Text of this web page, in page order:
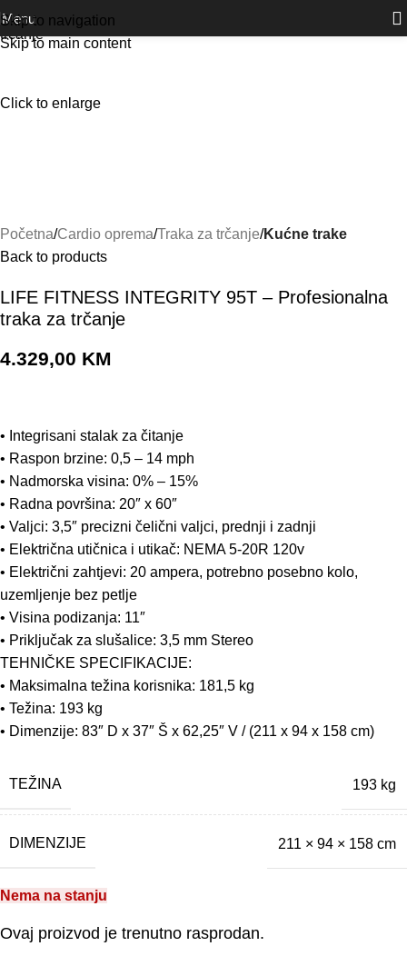
Skip to navigation
Skip to main content
Outlet
Menu
Click to enlarge
Početna Cardio oprema Traka za trčanje Kućne trake
Back to products
LIFE FITNESS INTEGRITY 95T – Profesionalna
traka za trčanje
4.329,00 KM
• Integrisani stalak za čitanje
• Raspon brzine: 0,5 – 14 mph
• Nadmorska visina: 0% – 15%
• Radna površina: 20″ x 60″
• Valjci: 3,5″ precizni čelični valjci, prednji i zadnji
• Električna utičnica i utikač: NEMA 5-20R 120v
• Električni zahtjevi: 20 ampera, potrebno posebno kolo,
uzemljenje bez petlje
• Visina podizanja: 11″
• Priključak za slušalice: 3,5 mm Stereo
TEHNIČKE SPECIFIKACIJE:
• Maksimalna težina korisnika: 181,5 kg
• Težina: 193 kg
• Dimenzije: 83″ D x 37″ Š x 62,25″ V / (211 x 94 x 158 cm)
TEŽINA 193 kg
DIMENZIJE 211 × 94 × 158 cm
Nema na stanju
Ovaj proizvod je trenutno rasprodan.